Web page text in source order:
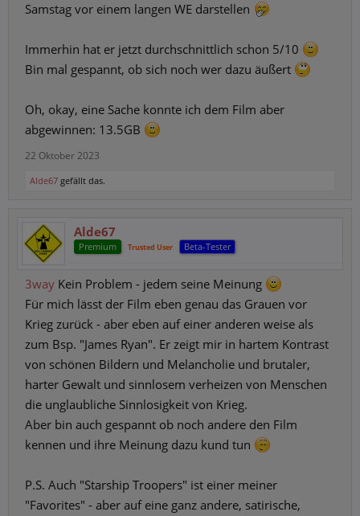
Samstag vor einem langen WE darstellen
Immerhin hat er jetzt durchschnittlich schon 5/10
Bin mal gespannt, ob sich noch wer dazu äußert
Oh, okay, eine Sache konnte ich dem Film aber
abgewinnen: 13.5GB
22 Oktober 2023
Alde67 gefällt das.
Alde67
Premium Trusted User Beta-Tester
3way Kein Problem - jedem seine Meinung
Für mich lässt der Film eben genau das Grauen vor
Krieg zurück - aber eben auf einer anderen weise als
zum Bsp. "James Ryan". Er zeigt mir in hartem Kontrast
von schönen Bildern und Melancholie und brutaler,
harter Gewalt und sinnlosem verheizen von Menschen
die unglaubliche Sinnlosigkeit von Krieg.
Aber bin auch gespannt ob noch andere den Film
kennen und ihre Meinung dazu kund tun
P.S. Auch "Starship Troopers" ist einer meiner
"Favorites" - aber auf eine ganz andere, satirische,